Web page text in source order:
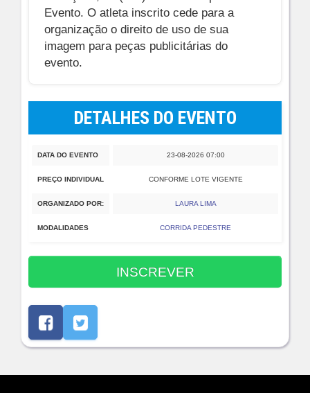
Evento. O atleta inscrito cede para a
organização o direito de uso de sua
imagem para peças publicitárias do
evento.
DETALHES DO EVENTO
DATA DO EVENTO 23-08-2026 07:00
PREÇO INDIVIDUAL CONFORME LOTE VIGENTE
ORGANIZADO POR: LAURA LIMA
MODALIDADES CORRIDA PEDESTRE
INSCREVER